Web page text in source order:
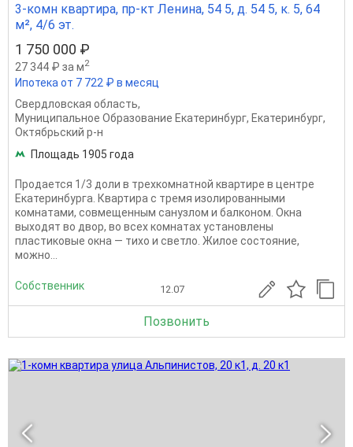
3-комн квартира, пр-кт Ленина, 54 5, д. 54 5, к. 5, 64
м², 4/6 эт.
1 750 000 ₽
27 344 ₽ за м2
Ипотека от 7 722 ₽ в месяц
Свердловская область,
Муниципальное Образование Екатеринбург, Екатеринбург,
Октябрьский р-н
Площадь 1905 года
Продается 1/3 доли в трехкомнатной квартире в центре
Екатеринбурга. Квартира с тремя изолированными
комнатами, совмещенным санузлом и балконом. Окна
выходят во двор, во всех комнатах установлены
пластиковые окна — тихо и светло. Жилое состояние,
можно...
Собственник 12.07
Позвонить